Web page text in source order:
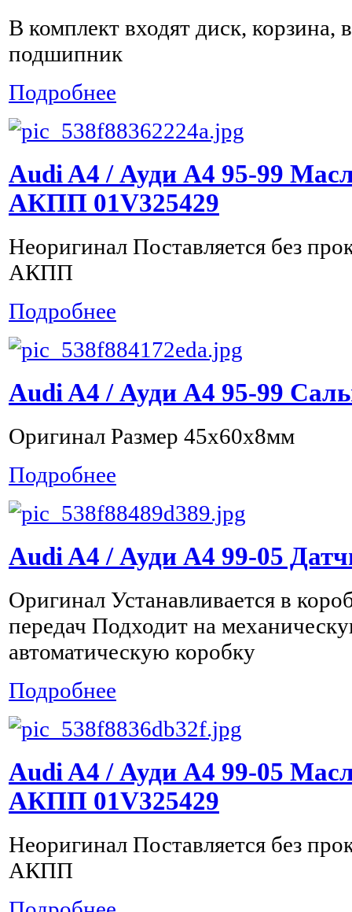
В комплект входят диск,
подшипник
Подробнее
Audi A4 / Ауди А4 95-99
АКПП 01V325429
Неоригинал Поставляется без
АКПП
Подробнее
Audi A4 / Ауди А4 95-99
Оригинал Размер 45x60x8мм
Подробнее
Audi A4 / Ауди А4 99-05
Оригинал Устанавливается в
передач Подходит на
автоматическую коробку
Подробнее
Audi A4 / Ауди А4 99-05
АКПП 01V325429
Неоригинал Поставляется без
АКПП